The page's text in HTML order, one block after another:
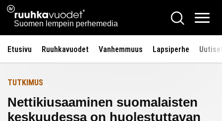
Siirry
sisältöön
Ruuhkavuodet.fi
Suomen lempein perhemedia
Hae
Etusivu Ruuhkavuodet Vanhemmuus Lapsiperhe
Etusivulle
TUTKIMUS
Nettikiusaaminen suomalaisten
keskuudessa on huolestuttavan